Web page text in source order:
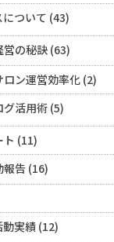
ついて (43)
営の秘訣 (63)
ロン運営効率化 (2)
グ活用術 (5)
(11)
報告 (16)
動実績 (12)